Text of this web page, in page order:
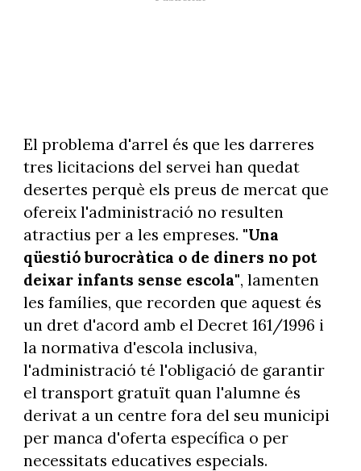
El problema d'arrel és que les darreres
tres licitacions del servei han quedat
desertes perquè els preus de mercat que
ofereix l'administració no resulten
atractius per a les empreses. "Una
qüestió burocràtica o de diners no pot
deixar infants sense escola", lamenten
les famílies, que recorden que aquest és
un dret d'acord amb el Decret 161/1996 i
la normativa d'escola inclusiva,
l'administració té l'obligació de garantir
el transport gratuït quan l'alumne és
derivat a un centre fora del seu municipi
per manca d'oferta específica o per
necessitats educatives especials.